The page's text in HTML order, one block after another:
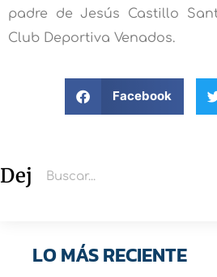
padre de Jesús Castillo
Club Deportiva Venados.
Facebook
Deja un comentario
LO MÁS RECIENTE